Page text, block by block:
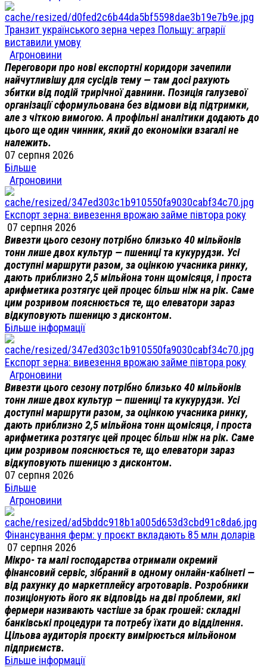
Транзит українського зерна через Польщу: аграрії
виставили умову
Агроновини
Переговори про нові експортні коридори зачепили
найчутливішу для сусідів тему — там досі рахують
збитки від подій трирічної давнини. Позиція галузевої
організації сформульована без відмови від підтримки,
але з чіткою вимогою. А профільні аналітики додають до
цього ще один чинник, який до економіки взагалі не
належить.
07 серпня 2026
Більше
Агроновини
Експорт зерна: вивезення врожаю займе півтора року
07 серпня 2026
Вивезти цього сезону потрібно близько 40 мільйонів
тонн лише двох культур — пшениці та кукурудзи. Усі
доступні маршрути разом, за оцінкою учасника ринку,
дають приблизно 2,5 мільйона тонн щомісяця, і проста
арифметика розтягує цей процес більш ніж на рік. Саме
цим розривом пояснюється те, що елеватори зараз
відкуповують пшеницю з дисконтом.
Більше інформації
Експорт зерна: вивезення врожаю займе півтора року
Агроновини
Вивезти цього сезону потрібно близько 40 мільйонів
тонн лише двох культур — пшениці та кукурудзи. Усі
доступні маршрути разом, за оцінкою учасника ринку,
дають приблизно 2,5 мільйона тонн щомісяця, і проста
арифметика розтягує цей процес більш ніж на рік. Саме
цим розривом пояснюється те, що елеватори зараз
відкуповують пшеницю з дисконтом.
07 серпня 2026
Більше
Агроновини
Фінансування ферм: у проєкт вкладають 85 млн доларів
07 серпня 2026
Мікро- та малі господарства отримали окремий
фінансовий сервіс, зібраний в одному онлайн-кабінеті —
від рахунку до маркетплейсу агротоварів. Розробники
позиціонують його як відповідь на дві проблеми, які
фермери називають частіше за брак грошей: складні
банківські процедури та потребу їхати до відділення.
Цільова аудиторія проєкту вимірюється мільйоном
підприємств.
Більше інформації